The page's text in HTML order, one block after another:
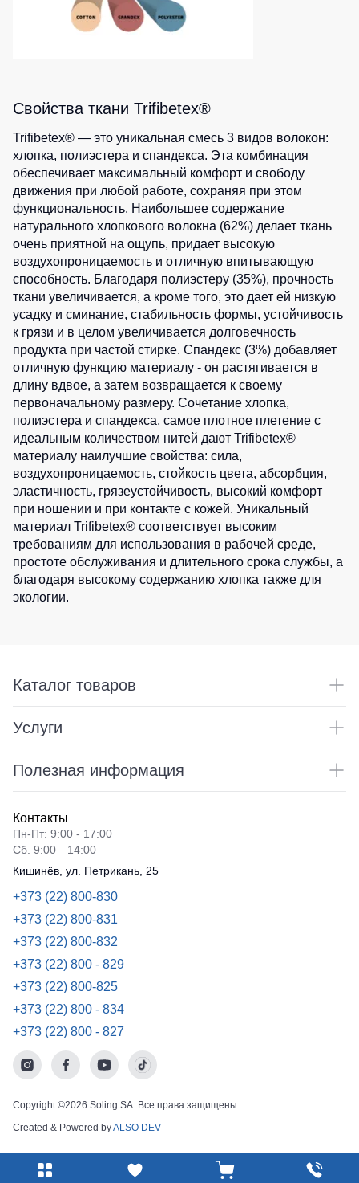
Свойства ткани Trifibetex®
Trifibetex® — это уникальная смесь 3 видов волокон:
хлопка, полиэстера и спандекса. Эта комбинация
обеспечивает максимальный комфорт и свободу
движения при любой работе, сохраняя при этом
функциональность. Наибольшее содержание
натурального хлопкового волокна (62%) делает ткань
очень приятной на ощупь, придает высокую
воздухопроницаемость и отличную впитывающую
способность. Благодаря полиэстеру (35%), прочность
ткани увеличивается, а кроме того, это дает ей низкую
усадку и сминание, стабильность формы, устойчивость
к грязи и в целом увеличивается долговечность
продукта при частой стирке. Спандекс (3%) добавляет
отличную функцию материалу - он растягивается в
длину вдвое, а затем возвращается к своему
первоначальному размеру. Сочетание хлопка,
полиэстера и спандекса, самое плотное плетение с
идеальным количеством нитей дают Trifibetex®
материалу наилучшие свойства: сила,
воздухопроницаемость, стойкость цвета, абсорбция,
эластичность, грязеустойчивость, высокий комфорт
при ношении и при контакте с кожей. Уникальный
материал Trifibetex® соответствует высоким
требованиям для использования в рабочей среде,
простоте обслуживания и длительного срока службы, а
благодаря высокому содержанию хлопка также для
экологии.
Каталог товаров
Услуги
Полезная информация
Контакты
Пн-Пт: 9:00 - 17:00
Сб. 9:00—14:00
Кишинёв, ул. Петрикань, 25
+373 (22) 800-830
+373 (22) 800-831
+373 (22) 800-832
+373 (22) 800 - 829
+373 (22) 800-825
+373 (22) 800 - 834
+373 (22) 800 - 827
Copyright ©2026 Soling SA. Все права защищены.
Created & Powered byALSO DEV